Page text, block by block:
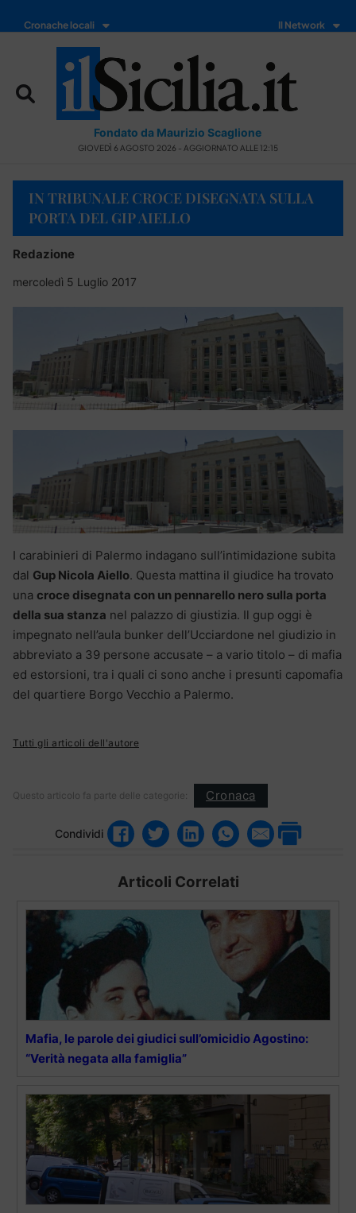
Cronache locali Il Network
Fondato da Maurizio Scaglione
GIOVEDÌ 6 AGOSTO 2026 - AGGIORNATO ALLE 12:15
IN TRIBUNALE CROCE DISEGNATA SULLA
PORTA DEL GIP AIELLO
Redazione
mercoledì 5 Luglio 2017
I carabinieri di Palermo indagano sull’intimidazione subita
dal Gup Nicola Aiello. Questa mattina il giudice ha trovato
una croce disegnata con un pennarello nero sulla porta
della sua stanza nel palazzo di giustizia. Il gup oggi è
impegnato nell’aula bunker dell’Ucciardone nel giudizio in
abbreviato a 39 persone accusate – a vario titolo – di mafia
ed estorsioni, tra i quali ci sono anche i presunti capomafia
del quartiere Borgo Vecchio a Palermo.
Tutti gli articoli dell'autore
Questo articolo fa parte delle categorie: Cronaca
Condividi
Articoli Correlati
Mafia, le parole dei giudici sull’omicidio Agostino:
“Verità negata alla famiglia”